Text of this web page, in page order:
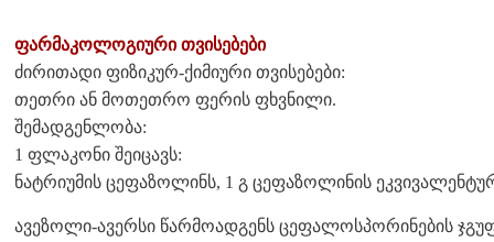
ფარმაკოლოგიური თვისებები
ძირითადი ფიზიკურ-ქიმიური თვისებები:
თეთრი ან მოთეთრო ფერის ფხვნილი.
შემადგენლობა:
1 ფლაკონი შეიცავს:
ნატრიუმის ცეფაზოლინს, 1 გ ცეფაზოლინის
ავეზოლი-ავერსი წარმოადგენს ცეფალოსპორინების